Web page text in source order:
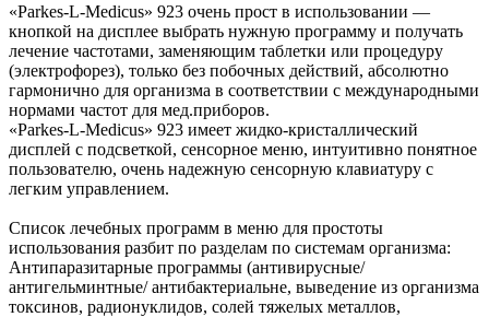
«Parkes-L-Medicus» 923 очень прост в использовании —
кнопкой на дисплее выбрать нужную программу и получать
лечение частотами, заменяющим таблетки или процедуру
(электрофорез), только без побочных действий, абсолютно
гармонично для организма в соответствии с международными
нормами частот для мед.приборов.
«Parkes-L-Medicus» 923 имеет жидко-кристаллический
дисплей с подсветкой, сенсорное меню, интуитивно понятное
пользователю, очень надежную сенсорную клавиатуру с
легким управлением.
Список лечебных программ в меню для простоты
использования разбит по разделам по системам организма:
Антипаразитарные программы (антивирусные/
антигельминтные/ антибактериальне, выведение из организма
токсинов, радионуклидов, солей тяжелых металлов,